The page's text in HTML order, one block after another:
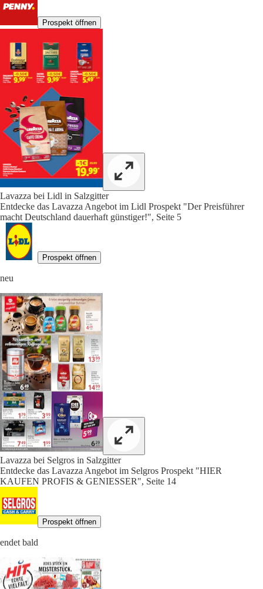
Prospekt öffnen
Lavazza bei Lidl in Salzgitter
Entdecke das Lavazza Angebot im Lidl Prospekt "Der Preisführer
macht Deutschland dauerhaft günstiger!", Seite 5
Prospekt öffnen
neu
Lavazza bei Selgros in Salzgitter
Entdecke das Lavazza Angebot im Selgros Prospekt "HIER
KAUFEN PROFIS & GENIESSER", Seite 14
Prospekt öffnen
endet bald